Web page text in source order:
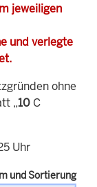
jeweiligen
und verlegte
ohne
„10 C
Uhr
und Sortierung